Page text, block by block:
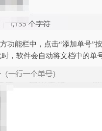
功能栏中，点击“添加单号”
，软件会自动将文档中的单